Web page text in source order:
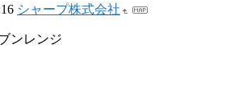
シャープ株式会社
ンレンジ